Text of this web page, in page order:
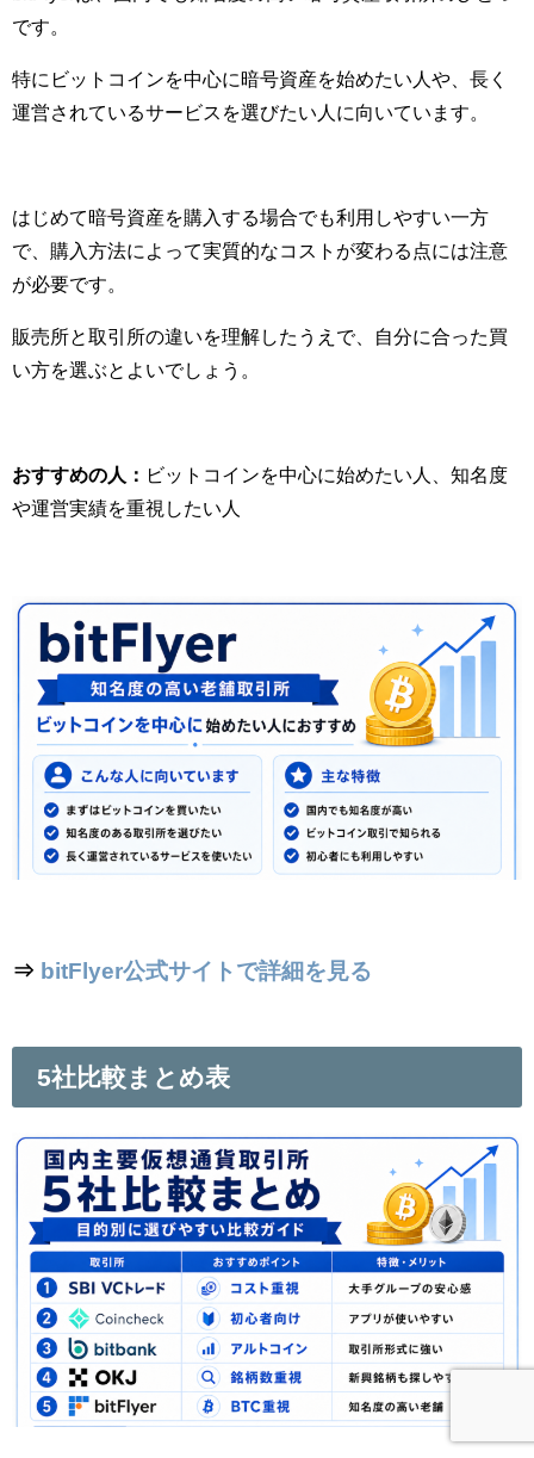
です。
特にビットコインを中心に暗号資産を始めたい人や、長く
運営されているサービスを選びたい人に向いています。
はじめて暗号資産を購入する場合でも利用しやすい一方
で、購入方法によって実質的なコストが変わる点には注意
が必要です。
販売所と取引所の違いを理解したうえで、自分に合った買
い方を選ぶとよいでしょう。
おすすめの人： ビットコインを中心に始めたい人、知名度
や運営実績を重視したい人
⇒ bitFlyer公式サイトで詳細を見る
5社比較まとめ表